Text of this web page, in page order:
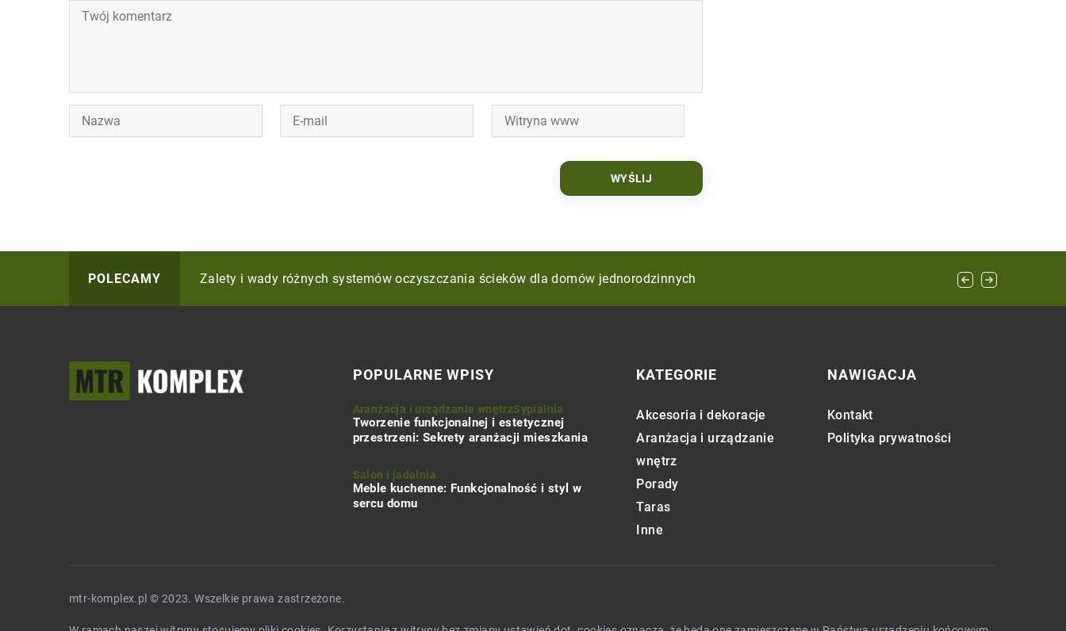
POLECAMY Jak efektywnie zarządzać odpadami budowlanymi przy użyciu worków Big Bag?
Zalety i wady różnych systemów oczyszczania ścieków dla domów jednorodzinnych
Jak stworzyć idealne miejsce do relaksu w salonie?
POPULARNE WPISY
Aranżacja i urządzanie wnętrzSypialnia
Tworzenie funkcjonalnej i estetycznej
przestrzeni: Sekrety aranżacji mieszkania
Salon i jadalnia
Meble kuchenne: Funkcjonalność i styl w
sercu domu
KATEGORIE
Akcesoria i dekoracje
Aranżacja i urządzanie
wnętrz
Porady
Taras
Inne
NAWIGACJA
Kontakt
Polityka prywatności
mtr-komplex.pl © 2023. Wszelkie prawa zastrzeżone.